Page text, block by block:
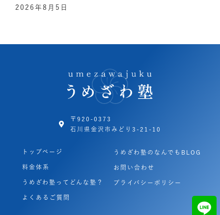
2026年8月5日
〒920-0373
石川県金沢市みどり3-21-10
トップページ
料金体系
うめざわ塾ってどんな塾？
よくあるご質問
うめざわ塾のなんでもBLOG
お問い合わせ
プライバシーポリシー